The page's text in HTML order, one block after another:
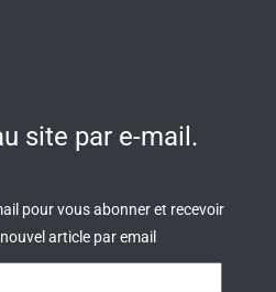
site par e-mail.
pour vous abonner et recevoir
article par email